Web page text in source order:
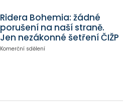
Ridera Bohemia: žádné
porušení na naší straně.
Jen nezákonné šetření ČIŽP
Komerční sdělení